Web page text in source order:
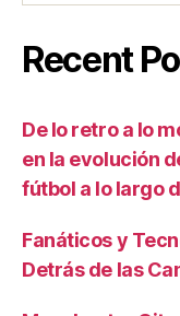
Recent
De lo retro a lo
en la evolución
fútbol a lo largo
Fanáticos y
Detrás de las